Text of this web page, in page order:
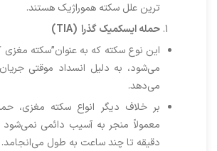
ترین علل سکته هموراژیک هستند.
حمله ایسکمیک گذرا (TIA)
این نوع سکته که به عنوان”سکته مغزی
می‌شود، به دلیل انسداد موقتی
می‌دهد.
بر خلاف دیگر انواع سکته مغزی،
معمولاً منجر به آسیب دائمی نمی‌شود
دقیقه تا چند ساعت به طول می‌انجامد.